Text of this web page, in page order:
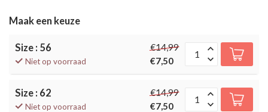
Maak een keuze
Size : 56
Niet op voorraad
€14,99
€7,50
Size : 62
Niet op voorraad
€14,99
€7,50